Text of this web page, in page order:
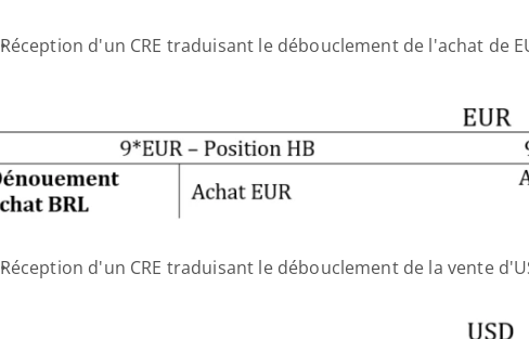
Réception d'un CRE traduisant le débouclement de l'achat de
Réception d'un CRE traduisant le débouclement de la vente